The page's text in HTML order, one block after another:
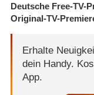
Deutsche Free-TV-
Original-TV-
Erhalte
dein Handy.
App.